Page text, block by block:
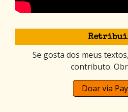
Se gosta dos meus
contributo.
Doar via